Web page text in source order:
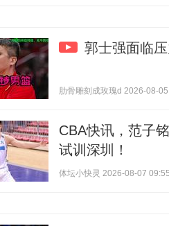
郭士强面临
肋骨雕刻成玫瑰d 2026-08-
CBA快讯，范子
试训深圳！
体坛小快灵 2026-08-07